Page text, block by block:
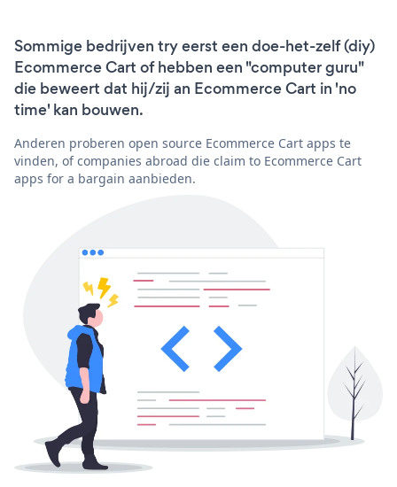
Sommige bedrijven try eerst een doe-het-zelf (diy)
Ecommerce Cart of hebben een "computer guru"
die beweert dat hij/zij an Ecommerce Cart in 'no
time' kan bouwen.
Anderen proberen open source Ecommerce Cart apps te
vinden, of companies abroad die claim to Ecommerce Cart
apps for a bargain aanbieden.